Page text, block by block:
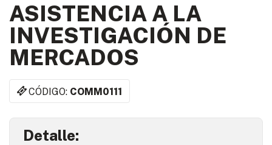
ASISTENCIA A LA
INVESTIGACIÓN DE
MERCADOS
CÓDIGO: COMM0111
Detalle: